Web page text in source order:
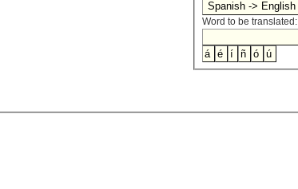
Word to be translated: